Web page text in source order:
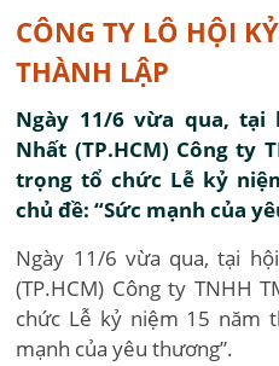
CÔNG TY LÔ HỘI
THÀNH LẬP
Ngày 11/6 vừa qua,
Nhất (TP.HCM) Công ty
trọng tổ chức Lễ kỷ
chủ đề: “Sức mạnh của
Ngày 11/6 vừa qua, tại
(TP.HCM) Công ty TNHH
chức Lễ kỷ niệm 15 năm
mạnh của yêu thương”.